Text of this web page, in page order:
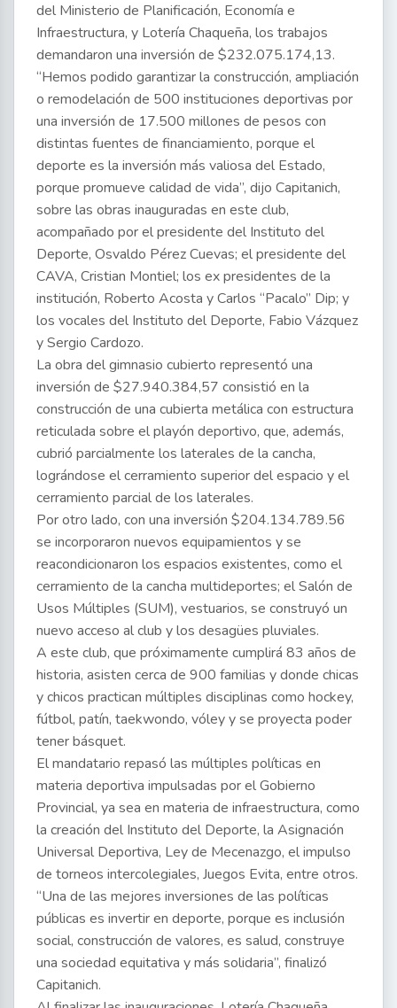
del Ministerio de Planificación, Economía e
Infraestructura, y Lotería Chaqueña, los trabajos
demandaron una inversión de $232.075.174,13.
“Hemos podido garantizar la construcción, ampliación
o remodelación de 500 instituciones deportivas por
una inversión de 17.500 millones de pesos con
distintas fuentes de financiamiento, porque el
deporte es la inversión más valiosa del Estado,
porque promueve calidad de vida”, dijo Capitanich,
sobre las obras inauguradas en este club,
acompañado por el presidente del Instituto del
Deporte, Osvaldo Pérez Cuevas; el presidente del
CAVA, Cristian Montiel; los ex presidentes de la
institución, Roberto Acosta y Carlos “Pacalo” Dip; y
los vocales del Instituto del Deporte, Fabio Vázquez
y Sergio Cardozo.
La obra del gimnasio cubierto representó una
inversión de $27.940.384,57 consistió en la
construcción de una cubierta metálica con estructura
reticulada sobre el playón deportivo, que, además,
cubrió parcialmente los laterales de la cancha,
lográndose el cerramiento superior del espacio y el
cerramiento parcial de los laterales.
Por otro lado, con una inversión $204.134.789.56
se incorporaron nuevos equipamientos y se
reacondicionaron los espacios existentes, como el
cerramiento de la cancha multideportes; el Salón de
Usos Múltiples (SUM), vestuarios, se construyó un
nuevo acceso al club y los desagües pluviales.
A este club, que próximamente cumplirá 83 años de
historia, asisten cerca de 900 familias y donde chicas
y chicos practican múltiples disciplinas como hockey,
fútbol, patín, taekwondo, vóley y se proyecta poder
tener básquet.
El mandatario repasó las múltiples políticas en
materia deportiva impulsadas por el Gobierno
Provincial, ya sea en materia de infraestructura, como
la creación del Instituto del Deporte, la Asignación
Universal Deportiva, Ley de Mecenazgo, el impulso
de torneos intercolegiales, Juegos Evita, entre otros.
“Una de las mejores inversiones de las políticas
públicas es invertir en deporte, porque es inclusión
social, construcción de valores, es salud, construye
una sociedad equitativa y más solidaria”, finalizó
Capitanich.